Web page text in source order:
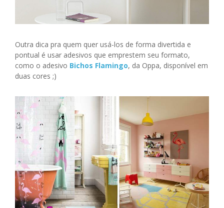
Outra dica pra quem quer usá-los de forma divertida e
pontual é usar adesivos que emprestem seu formato,
como o adesivo Bichos Flamingo, da Oppa, disponível em
duas cores ;)